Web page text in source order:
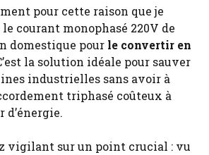
pour cette raison que je
courant monophasé 220V de
domestique pour le convertir en
la solution idéale pour sauver
industrielles sans avoir à
triphasé coûteux à
vigilant sur un point crucial : vu